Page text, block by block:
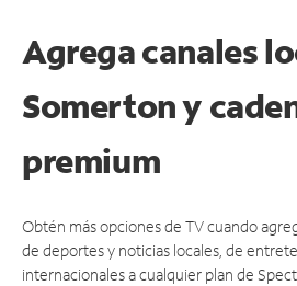
Agrega canales
Somerton y
premium
Obtén más opciones de TV cuando
de deportes y noticias locales, de
internacionales a cualquier plan de